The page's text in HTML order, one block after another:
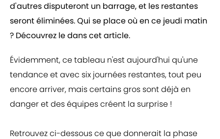
d'autres disputeront un barrage, et les restantes
seront éliminées. Qui se place où en ce jeudi matin
? Découvrez le dans cet article.
Évidemment, ce tableau n'est aujourd'hui qu'une
tendance et avec six journées restantes, tout peu
encore arriver, mais certains gros sont déjà en
danger et des équipes créent la surprise !
Retrouvez ci-dessous ce que donnerait la phase